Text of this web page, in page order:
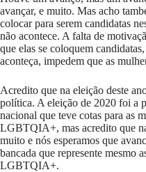
avançar, e muito. Mas acho
colocar para serem candidatas
não acontece. A falta de
que elas se coloquem
aconteça, impedem que as
Acredito que na eleição deste
política. A eleição de 2020 foi a
nacional que teve cotas para as
LGBTQIA+, mas acredito que
muito e nós esperamos que
bancada que represente mesmo
LGBTQIA+.